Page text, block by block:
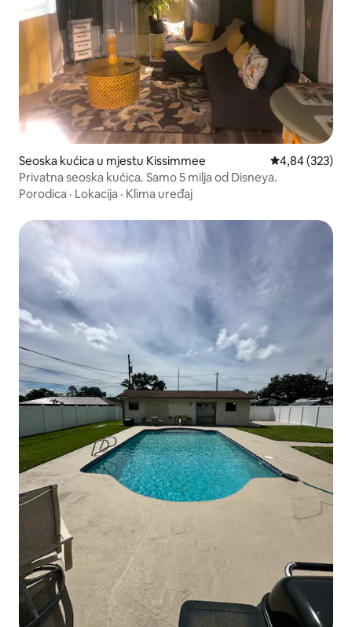
Seoska kućica u mjestu Kissimmee Prosječna
4,84 (323)
Privatna seoska kućica. Samo 5 milja od Disneya.
Porodica · Lokacija · Klima uređaj